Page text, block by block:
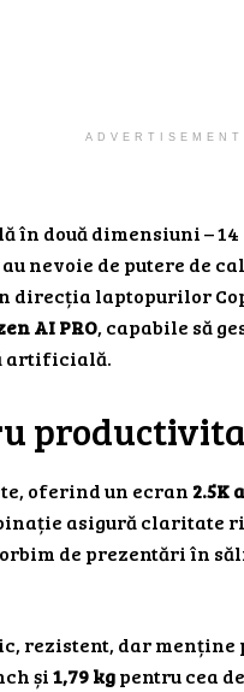
ADVERTISEMENT
în două dimensiuni – 14
nevoie de putere de
direcția laptopurilor
AI PRO, capabile să
artificială.
oferind un ecran 2.5K
asigură claritate
de prezentări în
rezistent, dar
și1,79 kgpentru cea